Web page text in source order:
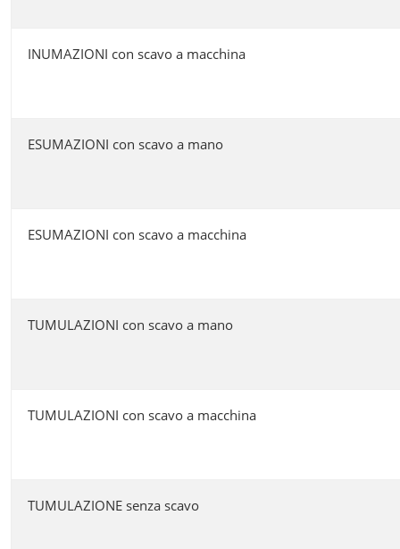
INUMAZIONI con scavo a macchina
ESUMAZIONI con scavo a mano
ESUMAZIONI con scavo a macchina
TUMULAZIONI con scavo a mano
TUMULAZIONI con scavo a macchina
TUMULAZIONE senza scavo